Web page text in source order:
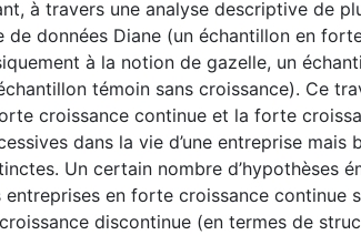
à travers une analyse descriptive de
de données Diane (un échantillon en
à la notion de gazelle, un
témoin sans croissance). Ce
croissance continue et la forte
dans la vie d’une entreprise mais
Un certain nombre d’hypothèses
entreprises en forte croissance continue
discontinue (en termes de